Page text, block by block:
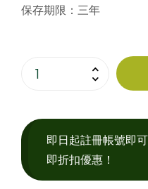
保存期限： 三年
即日起註冊帳號即
即折扣優惠！